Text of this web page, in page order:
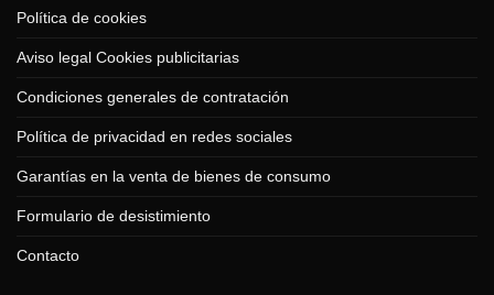
Política de cookies
Aviso legal Cookies publicitarias
Condiciones generales de contratación
Política de privacidad en redes sociales
Garantías en la venta de bienes de consumo
Formulario de desistimiento
Contacto